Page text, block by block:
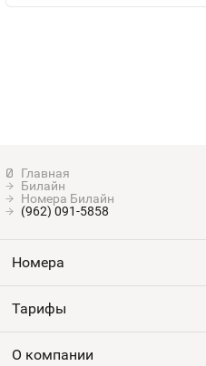
Билайн
Номера Билайн
(962) 091-5858
Номера
Все номера
Тарифы
Выгодные тарифы
О компании